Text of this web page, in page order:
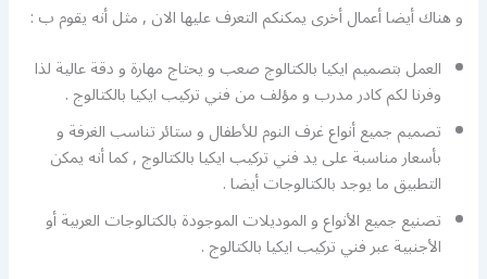
و هناك أيضا أعمال أخرى يمكنكم التعرف عليها الان , مثل أنه يقوم ب :
العمل بتصميم ايكيا بالكتالوج صعب و يحتاج مهارة و دقة عالية لذا
وفرنا لكم كادر مدرب و مؤلف من فني تركيب ايكيا بالكتالوج .
تصميم جميع أنواع غرف النوم للأطفال و ستائر تناسب الغرفة و
بأسعار مناسبة على يد فني تركيب ايكيا بالكتالوج , كما أنه يمكن
التطبيق ما يوجد بالكتالوجات أيضا .
تصنيع جميع الأنواع و الموديلات الموجودة بالكتالوجات العربية أو
الأجنبية عبر فني تركيب ايكيا بالكتالوج .